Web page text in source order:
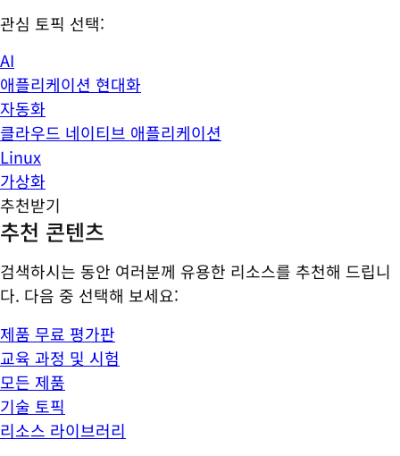
관심 토픽 선택:
AI
애플리케이션 현대화
자동화
클라우드 네이티브 애플리케이션
Linux
가상화
추천받기
추천 콘텐츠
검색하시는 동안 여러분께 유용한 리소스를 추천해 드립니
다. 다음 중 선택해 보세요:
제품 무료 평가판
교육 과정 및 시험
모든 제품
기술 토픽
리소스 라이브러리